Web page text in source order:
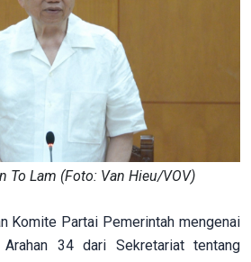
To Lam (Foto: Van Hieu/VOV)
Komite Partai Pemerintah mengenai
34 dari Sekretariat tentang